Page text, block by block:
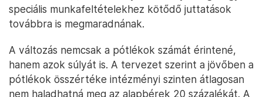
speciális munkafeltételekhez kötődő juttatások
továbbra is megmaradnának.
A változás nemcsak a pótlékok számát érintené,
hanem azok súlyát is. A tervezet szerint a jövőben a
pótlékok összértéke intézményi szinten átlagosan
nem haladhatná meg az alapbérek 20 százalékát. A